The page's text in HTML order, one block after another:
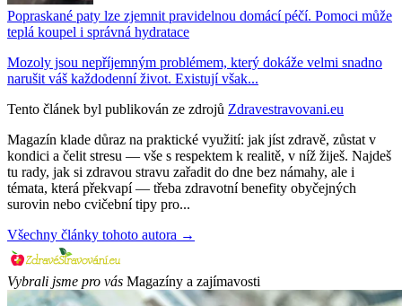
Popraskané paty lze zjemnit pravidelnou domácí péčí. Pomoci může
teplá koupel i správná hydratace
Mozoly jsou nepříjemným problémem, který dokáže velmi snadno
narušit váš každodenní život. Existují však...
Tento článek byl publikován ze zdrojů Zdravestravovani.eu
Magazín klade důraz na praktické využití: jak jíst zdravě, zůstat v
kondici a čelit stresu — vše s respektem k realitě, v níž žiješ. Najdeš
tu rady, jak si zdravou stravu zařadit do dne bez námahy, ale i
témata, která překvapí — třeba zdravotní benefity obyčejných
surovin nebo cvičební tipy pro...
Všechny články tohoto autora →
Vybrali jsme pro vás Magazíny a zajímavosti